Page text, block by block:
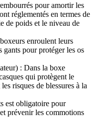
pour amortir les
réglementés en termes de
de poids et le niveau de
enroulent leurs
gants pour protéger les os
: Dans la boxe
qui protègent le
risques de blessures à la
est obligatoire pour
prévenir les commotions